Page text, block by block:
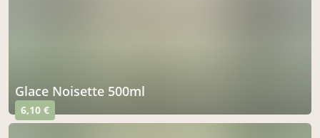
Glace Noisette 500ml
6,10 €